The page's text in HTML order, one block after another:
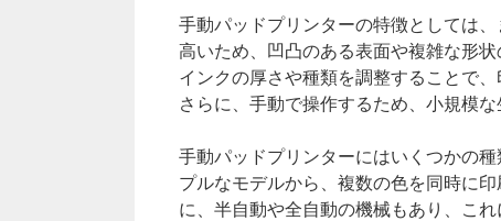
手動パッドプリンターの特徴としては
高いため、凹凸のある表面や複雑な形
インクの厚さや種類を調整することで
さらに、手動で操作するため、小規模
手動パッドプリンターにはいくつかの
プルなモデルから、複数の色を同時に
に、半自動や全自動の機械もあり、こ